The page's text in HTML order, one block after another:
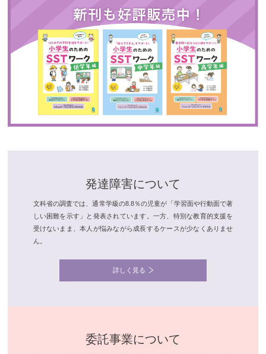
発達障害について
文科省の調査では、通常学級の8.8％の児童が「学習面や行動面で著
しい困難を示す」と発表されています。一方、特別な教育的支援を
受けないまま、本人が悩みながら成長するケースが少なくありませ
ん。
詳しく見る
委託事業について